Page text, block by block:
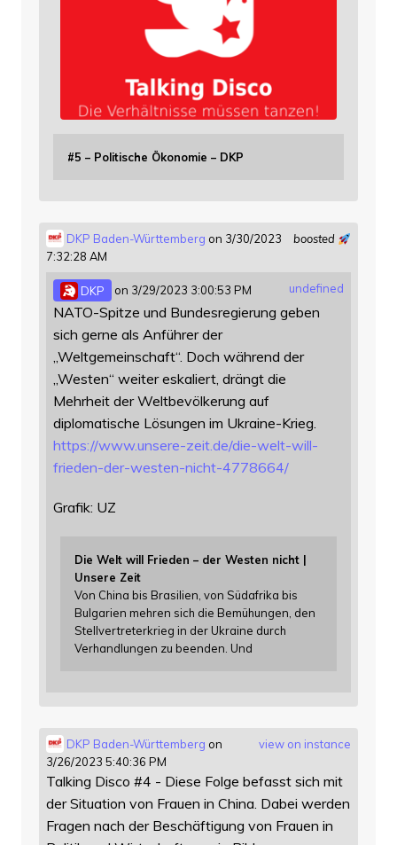
#5 – Politische Ökonomie – DKP
boosted
DKP Baden-Württemberg on 3/30/2023
7:32:28 AM
undefined
DKP on 3/29/2023 3:00:53 PM
NATO-Spitze und Bundesregierung geben
sich gerne als Anführer der
„Weltgemeinschaft“. Doch während der
„Westen“ weiter eskaliert, drängt die
Mehrheit der Weltbevölkerung auf
diplomatische Lösungen im Ukraine-Krieg.
https://www.unsere-zeit.de/die-welt-will-
frieden-der-westen-nicht-4778664/
Grafik: UZ
Die Welt will Frieden – der Westen nicht |
Unsere Zeit
Von China bis Brasilien, von Südafrika bis
Bulgarien mehren sich die Bemühungen, den
Stellvertreterkrieg in der Ukraine durch
Verhandlungen zu beenden. Und
view on instance
DKP Baden-Württemberg on
3/26/2023 5:40:36 PM
Talking Disco #4 - Diese Folge befasst sich mit
der Situation von Frauen in China. Dabei werden
Fragen nach der Beschäftigung von Frauen in